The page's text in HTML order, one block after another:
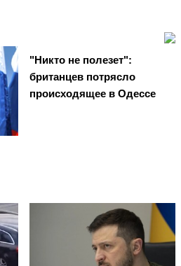
"Никто не полезет":
британцев потрясло
происходящее в Одессе